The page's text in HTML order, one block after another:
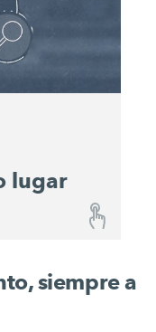
De
lugar
siempre a